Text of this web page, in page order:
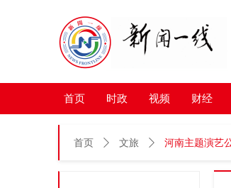
首页 时政 视频 财经
首页 ꄲ 文旅 ꄲ 河南主题演艺